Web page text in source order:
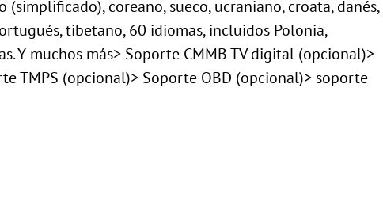
coreano, sueco, ucraniano, croata, danés,
tibetano, 60 idiomas, incluidos Polonia,
Y muchos más> Soporte CMMB TV digital (opcional)>
TMPS (opcional)> Soporte OBD (opcional)> soporte